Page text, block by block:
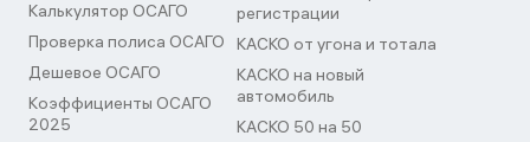
Калькулятор ОСАГО
Проверка полиса ОСАГО
Дешевое ОСАГО
Коэффициенты ОСАГО
2025
регистрации
КАСКО от угона и тотала
КАСКО на новый
автомобиль
КАСКО 50 на 50